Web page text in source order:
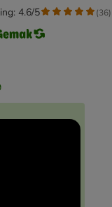
4.6/5 (36)